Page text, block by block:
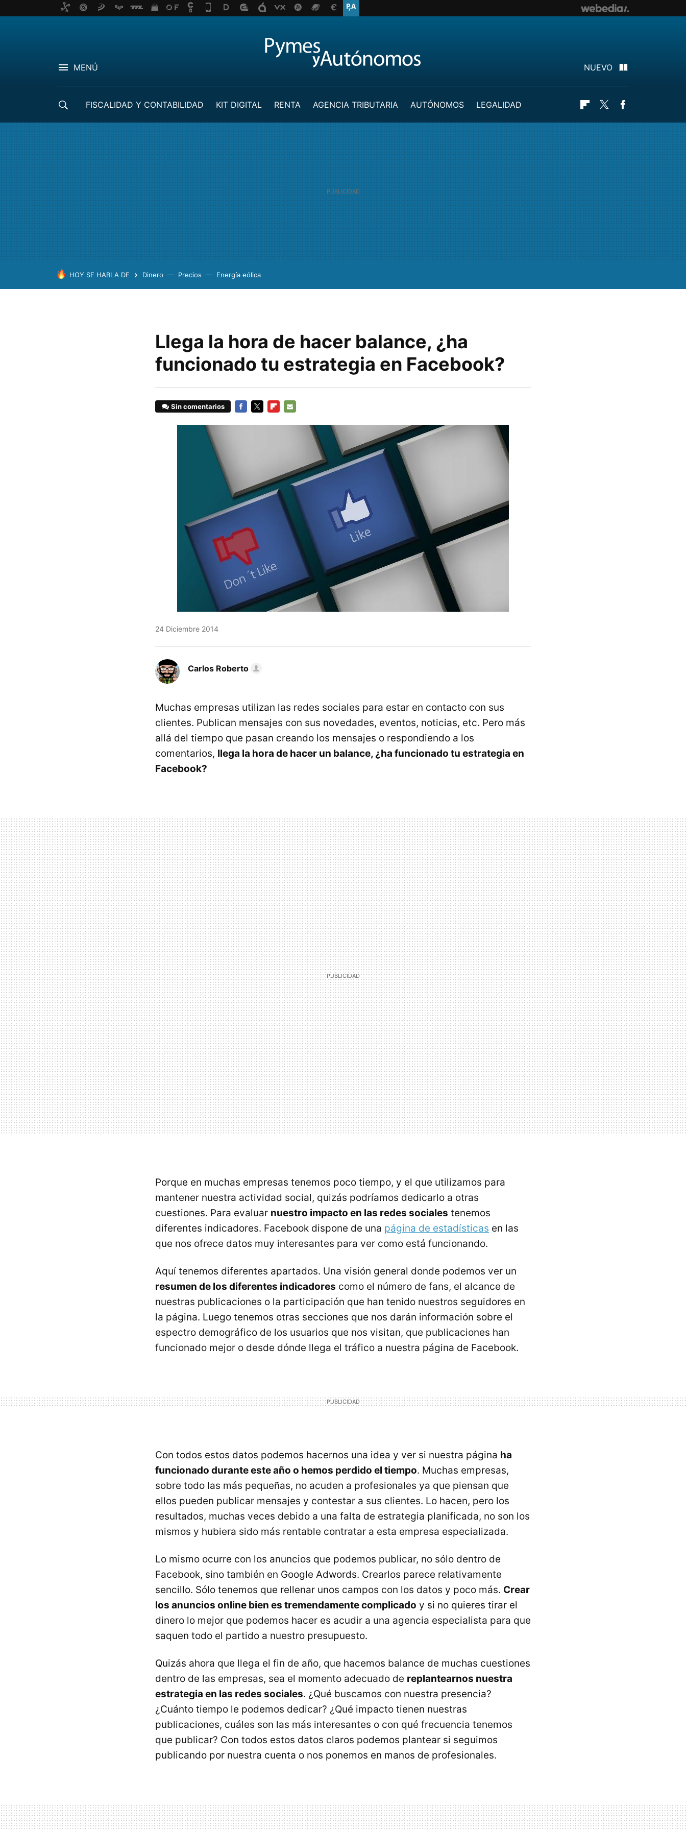
MENÚ NUEVO
FISCALIDAD Y CONTABILIDAD KIT DIGITAL RENTA AGENCIA TRIBUTARIA AUTÓNOMOS
LEGALIDAD
Flipboard
Twitter
HOY SE HABLA DE Dinero Precios Energía eólica
Llega la hora de hacer balance, ¿ha
funcionado tu estrategia en Facebook?
Sin comentarios
24 Diciembre 2014
Carlos Roberto
Muchas empresas utilizan las redes sociales para estar en contacto con sus
clientes. Publican mensajes con sus novedades, eventos, noticias, etc. Pero más
allá del tiempo que pasan creando los mensajes o respondiendo a los
comentarios, llega la hora de hacer un balance, ¿ha funcionado tu estrategia en
Facebook?
Porque en muchas empresas tenemos poco tiempo, y el que utilizamos para
mantener nuestra actividad social, quizás podríamos dedicarlo a otras
cuestiones. Para evaluar nuestro impacto en las redes sociales tenemos
diferentes indicadores. Facebook dispone de una página de estadísticas en las
que nos ofrece datos muy interesantes para ver como está funcionando.
Aquí tenemos diferentes apartados. Una visión general donde podemos ver un
resumen de los diferentes indicadores como el número de fans, el alcance de
nuestras publicaciones o la participación que han tenido nuestros seguidores en
la página. Luego tenemos otras secciones que nos darán información sobre el
espectro demográfico de los usuarios que nos visitan, que publicaciones han
funcionado mejor o desde dónde llega el tráfico a nuestra página de Facebook.
Con todos estos datos podemos hacernos una idea y ver si nuestra página ha
funcionado durante este año o hemos perdido el tiempo. Muchas empresas,
sobre todo las más pequeñas, no acuden a profesionales ya que piensan que
ellos pueden publicar mensajes y contestar a sus clientes. Lo hacen, pero los
resultados, muchas veces debido a una falta de estrategia planificada, no son los
mismos y hubiera sido más rentable contratar a esta empresa especializada.
Lo mismo ocurre con los anuncios que podemos publicar, no sólo dentro de
Facebook, sino también en Google Adwords. Crearlos parece relativamente
sencillo. Sólo tenemos que rellenar unos campos con los datos y poco más. Crear
los anuncios online bien es tremendamente complicado y si no quieres tirar el
dinero lo mejor que podemos hacer es acudir a una agencia especialista para que
saquen todo el partido a nuestro presupuesto.
Quizás ahora que llega el fin de año, que hacemos balance de muchas cuestiones
dentro de las empresas, sea el momento adecuado de replantearnos nuestra
estrategia en las redes sociales. ¿Qué buscamos con nuestra presencia?
¿Cuánto tiempo le podemos dedicar? ¿Qué impacto tienen nuestras
publicaciones, cuáles son las más interesantes o con qué frecuencia tenemos
que publicar? Con todos estos datos claros podemos plantear si seguimos
publicando por nuestra cuenta o nos ponemos en manos de profesionales.